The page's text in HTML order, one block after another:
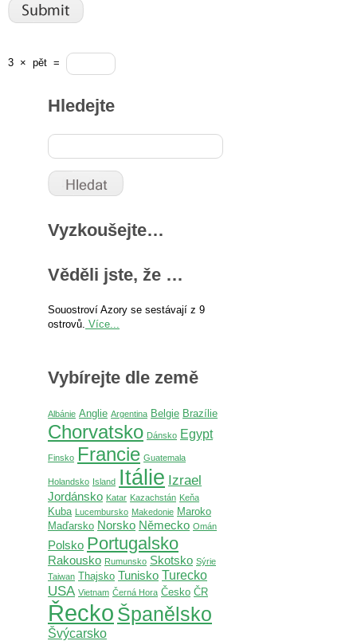
3 × pět =
Hledejte
Vyzkoušejte…
Věděli jste, že …
Souostroví Azory se sestávají z 9
ostrovů. Více...
Vybírejte dle země
Albánie Anglie Argentina Belgie Brazílie
Chorvatsko Dánsko Egypt
Finsko Francie Guatemala
Holandsko Island Itálie Izrael
Jordánsko Katar Kazachstán Keňa
Kuba Lucembursko Makedonie Maroko
Maďarsko Norsko Německo Omán
Polsko Portugalsko
Rakousko Rumunsko Skotsko Sýrie
Taiwan Thajsko Tunisko Turecko
USA Vietnam Černá Hora Česko ČR
Řecko Španělsko
Švýcarsko